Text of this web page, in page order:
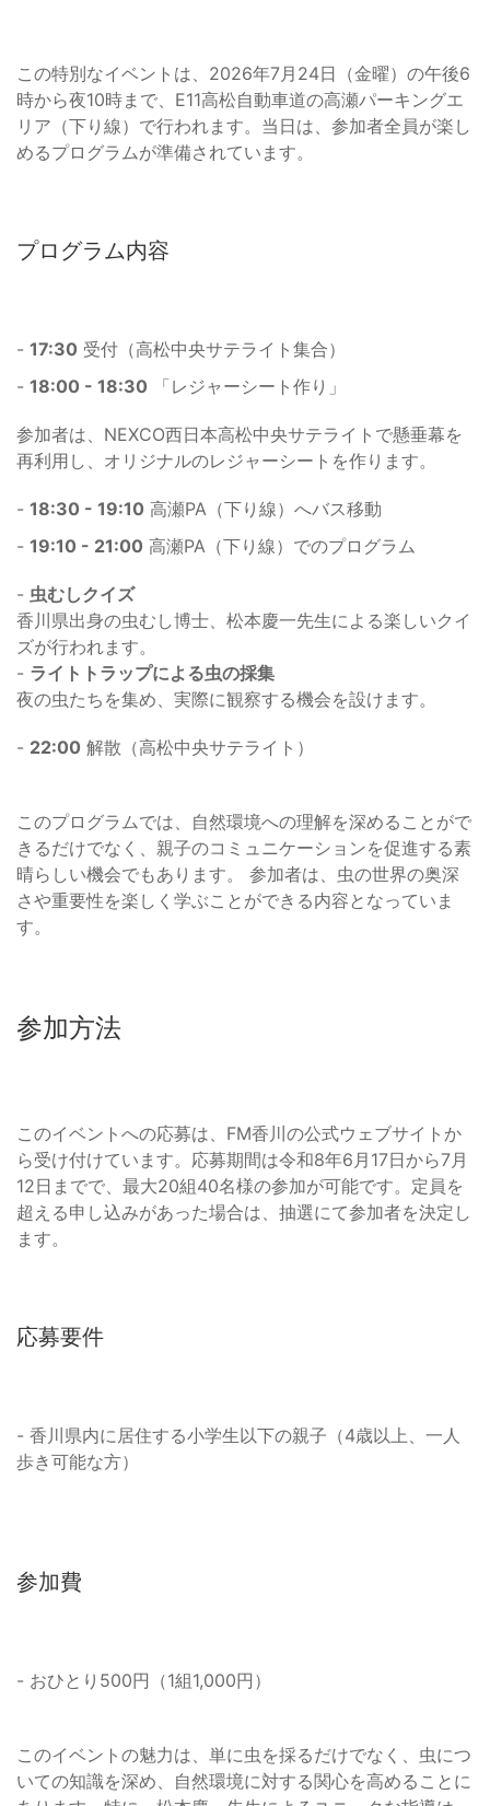
この特別なイベントは、2026年7月24日（金曜）の午後6
時から夜10時まで、E11高松自動車道の高瀬パーキングエ
リア（下り線）で行われます。当日は、参加者全員が楽し
めるプログラムが準備されています。
プログラム内容
- 17:30 受付（高松中央サテライト集合）
- 18:00 - 18:30 「レジャーシート作り」
参加者は、NEXCO西日本高松中央サテライトで懸垂幕を
再利用し、オリジナルのレジャーシートを作ります。
- 18:30 - 19:10 高瀬PA（下り線）へバス移動
- 19:10 - 21:00 高瀬PA（下り線）でのプログラム
- 虫むしクイズ
香川県出身の虫むし博士、松本慶一先生による楽しいクイ
ズが行われます。
- ライトトラップによる虫の採集
夜の虫たちを集め、実際に観察する機会を設けます。
- 22:00 解散（高松中央サテライト）
このプログラムでは、自然環境への理解を深めることがで
きるだけでなく、親子のコミュニケーションを促進する素
晴らしい機会でもあります。 参加者は、虫の世界の奥深
さや重要性を楽しく学ぶことができる内容となっていま
す。
参加方法
このイベントへの応募は、FM香川の公式ウェブサイトか
ら受け付けています。応募期間は令和8年6月17日から7月
12日までで、最大20組40名様の参加が可能です。定員を
超える申し込みがあった場合は、抽選にて参加者を決定し
ます。
応募要件
- 香川県内に居住する小学生以下の親子（4歳以上、一人
歩き可能な方）
参加費
- おひとり500円（1組1,000円）
このイベントの魅力は、単に虫を採るだけでなく、虫につ
いての知識を深め、自然環境に対する関心を高めることに